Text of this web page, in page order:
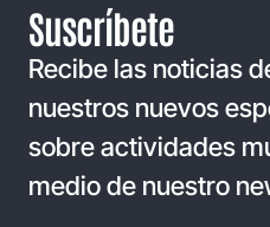
Suscríbete
Recibe las noticias
nuestros nuevos
sobre actividades
medio de nuestro